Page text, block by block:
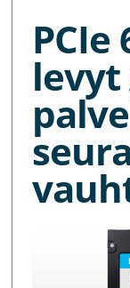
PCIe
levyt